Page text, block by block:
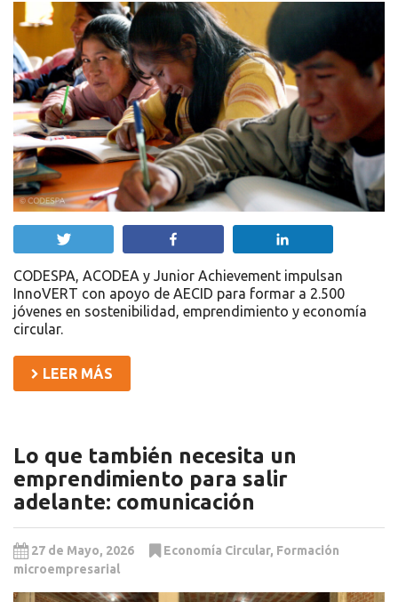
CODESPA, ACODEA y Junior Achievement impulsan
InnoVERT con apoyo de AECID para formar a 2.500
jóvenes en sostenibilidad, emprendimiento y economía
circular.
LEER MÁS
Lo que también necesita un
emprendimiento para salir
adelante: comunicación
27 de Mayo, 2026 Economía Circular, Formación
microempresarial